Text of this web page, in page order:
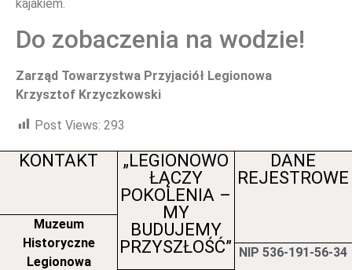
kajakiem.
Do zobaczenia na wodzie!
Zarząd Towarzystwa Przyjaciół Legionowa
Krzysztof Krzyczkowski
Post Views: 293
KONTAKT
Muzeum
Historyczne
Legionowa
„LEGIONOWO
ŁĄCZY
POKOLENIA –
MY
BUDUJEMY
PRZYSZŁOŚĆ”
DANE
REJESTROWE
NIP 536-191-56-34